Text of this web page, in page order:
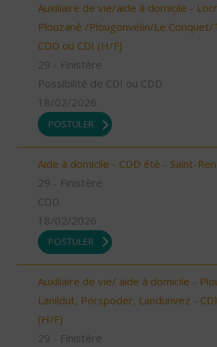
Auxiliaire de vie/aide à domicile -
Plouzané /Plougonvelin/Le
CDD ou CDI (H/F)
29 - Finistère
Possibilité de CDI ou CDD
18/02/2026
POSTULER
Aide à domicile - CDD été - Saint-
29 - Finistère
CDD
18/02/2026
POSTULER
Auxiliaire de vie/ aide à domicile -
Lanildut, Porspoder, Landunvez -
(H/F)
29 - Finistère